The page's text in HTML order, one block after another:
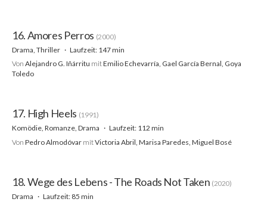
16. Amores Perros (2000)
Drama, Thriller
Laufzeit: 147 min
Von Alejandro G. Iñárritu mitEmilio Echevarría, Gael García Bernal, Goya
Toledo
17. High Heels (1991)
Komödie, Romanze, Drama
Laufzeit: 112 min
Von Pedro Almodóvar mitVictoria Abril, Marisa Paredes, Miguel Bosé
18. Wege des Lebens - The Roads Not Taken (2020)
Drama
Laufzeit: 85 min